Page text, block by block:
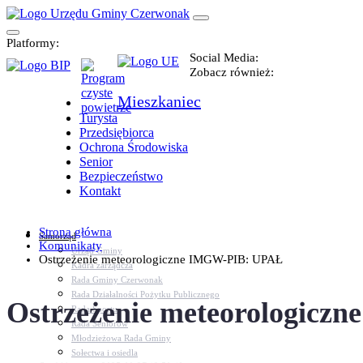
Platformy:
Social Media:
Zobacz również:
Mieszkaniec
Turysta
Przedsiębiorca
Ochrona Środowiska
Senior
Bezpieczeństwo
Kontakt
Samorząd
Urząd Gminy
Kadra zarządcza
Rada Gminy Czerwonak
Rada Działalności Pożytku Publicznego
Rada Sportu
Rada Seniorów
Młodzieżowa Rada Gminy
Sołectwa i osiedla
Strona główna
Komunikaty
Ostrzeżenie meteorologiczne IMGW-PIB: UPAŁ
Ostrzeżenie